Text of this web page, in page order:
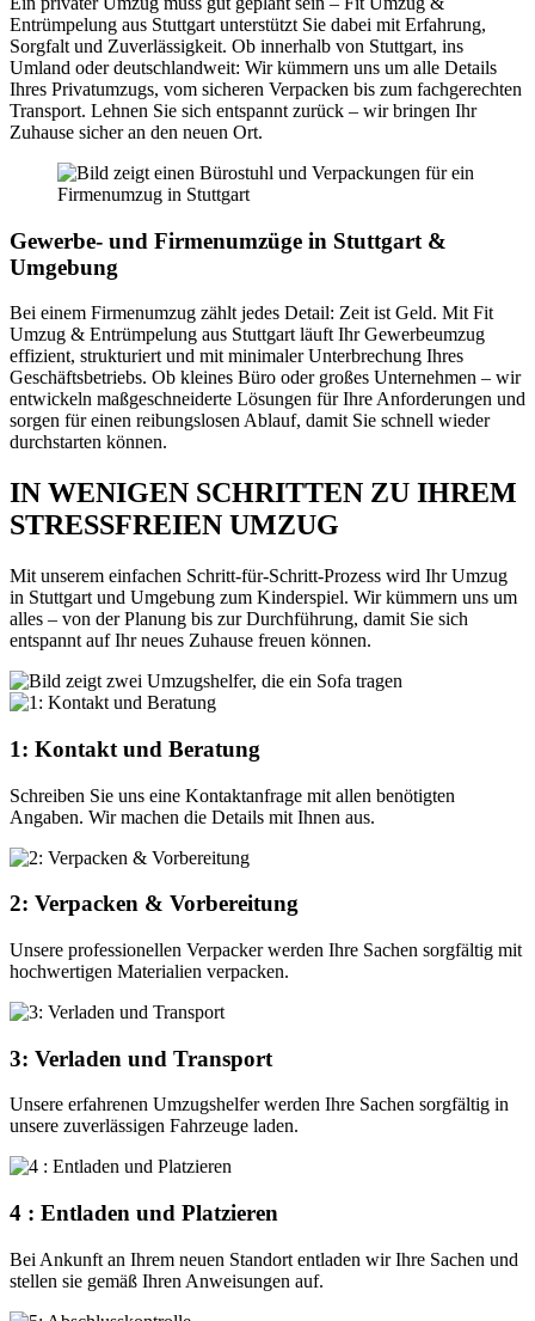
Entrümpelung aus Stuttgart unterstützt Sie dabei mit Erfahrung,
Sorgfalt und Zuverlässigkeit. Ob innerhalb von Stuttgart, ins
Umland oder deutschlandweit: Wir kümmern uns um alle Details
Ihres Privatumzugs, vom sicheren Verpacken bis zum fachgerechten
Transport. Lehnen Sie sich entspannt zurück – wir bringen Ihr
Zuhause sicher an den neuen Ort.
Gewerbe- und Firmenumzüge in Stuttgart &
Umgebung
Bei einem Firmenumzug zählt jedes Detail: Zeit ist Geld. Mit Fit
Umzug & Entrümpelung aus Stuttgart läuft Ihr Gewerbeumzug
effizient, strukturiert und mit minimaler Unterbrechung Ihres
Geschäftsbetriebs. Ob kleines Büro oder großes Unternehmen – wir
entwickeln maßgeschneiderte Lösungen für Ihre Anforderungen und
sorgen für einen reibungslosen Ablauf, damit Sie schnell wieder
durchstarten können.
IN WENIGEN SCHRITTEN ZU IHREM
STRESSFREIEN UMZUG
Mit unserem einfachen Schritt-für-Schritt-Prozess wird Ihr Umzug
in Stuttgart und Umgebung zum Kinderspiel. Wir kümmern uns um
alles – von der Planung bis zur Durchführung, damit Sie sich
entspannt auf Ihr neues Zuhause freuen können.
1: Kontakt und Beratung
Schreiben Sie uns eine Kontaktanfrage mit allen benötigten
Angaben. Wir machen die Details mit Ihnen aus.
2: Verpacken & Vorbereitung
Unsere professionellen Verpacker werden Ihre Sachen sorgfältig mit
hochwertigen Materialien verpacken.
3: Verladen und Transport
Unsere erfahrenen Umzugshelfer werden Ihre Sachen sorgfältig in
unsere zuverlässigen Fahrzeuge laden.
4 : Entladen und Platzieren
Bei Ankunft an Ihrem neuen Standort entladen wir Ihre Sachen und
stellen sie gemäß Ihren Anweisungen auf.